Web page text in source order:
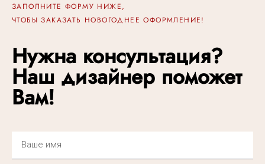
ЗАПОЛНИТЕ ФОРМУ НИЖЕ,
ЧТОБЫ ЗАКАЗАТЬ НОВОГОДНЕЕ ОФОРМЛЕНИЕ!
Нужна консультация?
Наш дизайнер поможет
Вам!